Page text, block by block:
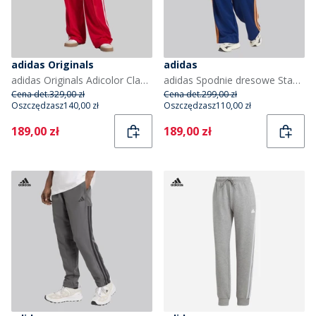
adidas Originals
adidas Originals Adicolor Classic Firebird luźne spodnie dresowe dla niej kolor Better Scarlet/Biały
Cena det.329,00 zł
Oszczędzasz140,00 zł
Current
189,00 zł
adidas
adidas Spodnie dresowe Stadium 3-Stripes dla niej kolor Dark Blue/Pure Orange/Off White
Cena det.299,00 zł
Oszczędzasz110,00 zł
Current
189,00 zł